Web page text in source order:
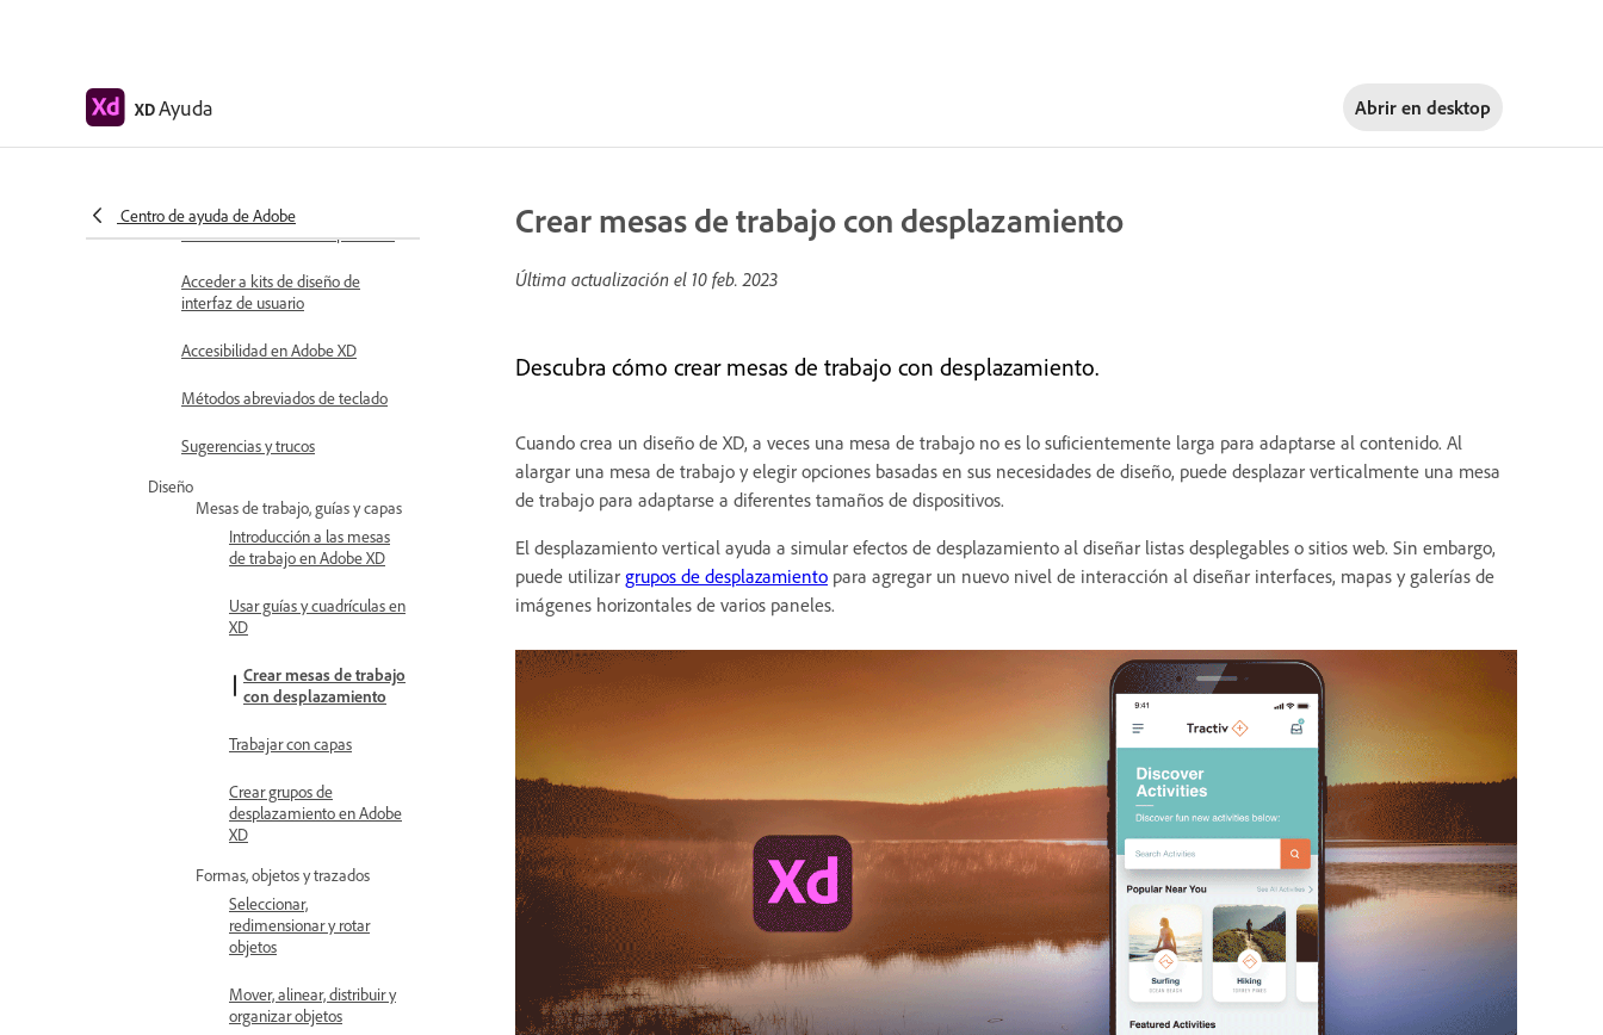
XDAyuda Abrir en desktop
Centro de ayuda de Adobe
Cambiar idioma de la aplicación
Acceder a kits de diseño de
interfaz de usuario
Accesibilidad en Adobe XD
Métodos abreviados de teclado
Sugerencias y trucos
Diseño
Mesas de trabajo, guías y capas
Introducción a las mesas
de trabajo en Adobe XD
Usar guías y cuadrículas en
XD
Crear mesas de trabajo
con desplazamiento
Trabajar con capas
Crear grupos de
desplazamiento en Adobe
XD
Formas, objetos y trazados
Seleccionar,
redimensionar y rotar
objetos
Mover, alinear, distribuir y
organizar objetos
Crear mesas de trabajo con desplazamiento
Última actualización el 10 feb. 2023
Descubra cómo crear mesas de trabajo con desplazamiento.
Cuando crea un diseño de XD, a veces una mesa de trabajo no es lo suficientemente larga para adaptarse al contenido. Al
alargar una mesa de trabajo y elegir opciones basadas en sus necesidades de diseño, puede desplazar verticalmente una mesa
de trabajo para adaptarse a diferentes tamaños de dispositivos.
El desplazamiento vertical ayuda a simular efectos de desplazamiento al diseñar listas desplegables o sitios web. Sin embargo,
puede utilizar grupos de desplazamiento para agregar un nuevo nivel de interacción al diseñar interfaces, mapas y galerías de
imágenes horizontales de varios paneles.